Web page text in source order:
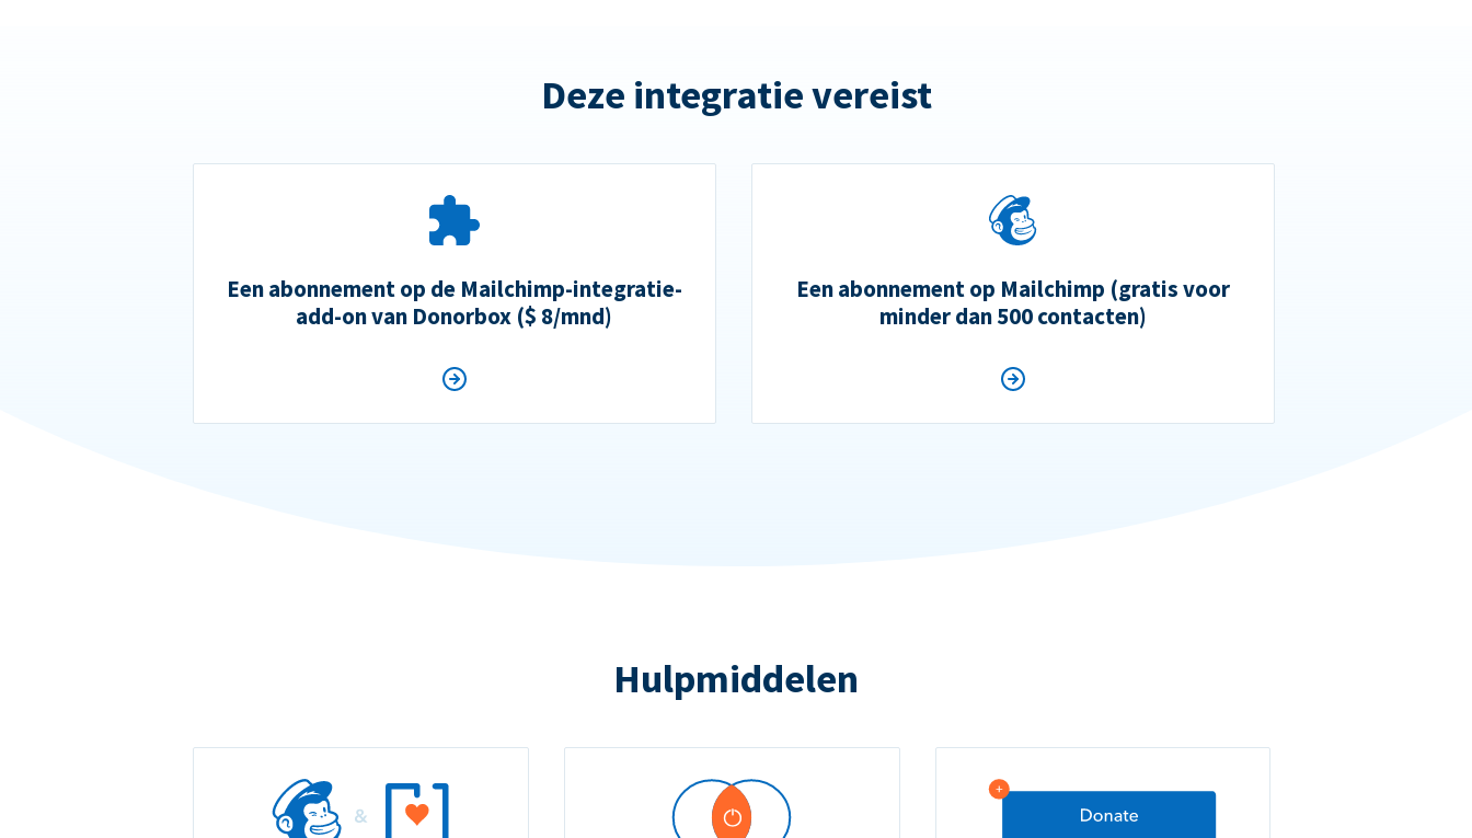
Deze integratie vereist
Een abonnement op de Mailchimp-integratie-
add-on van Donorbox ($ 8/mnd)
Een abonnement op Mailchimp (gratis voor
minder dan 500 contacten)
Hulpmiddelen